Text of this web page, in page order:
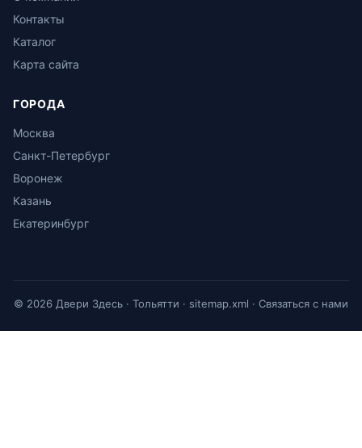
Контакты
Каталог
Карта сайта
ГОРОДА
Москва
Санкт-Петербург
Воронеж
Казань
Екатеринбург
© 2026 Двери Здесь · Тольятти · sitemap.xml · Связаться с нами